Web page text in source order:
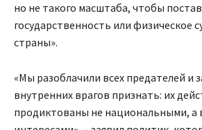
но не такого масштаба, чтобы
государственность или физическое
страны».
«Мы разоблачили всех предателей и
внутренних врагов признать: их
продиктованы не национальными, а